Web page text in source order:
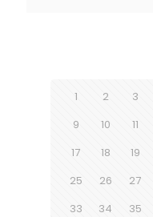
1 2 3
9
10 11
17
18 19
25
26 27
33
34 35